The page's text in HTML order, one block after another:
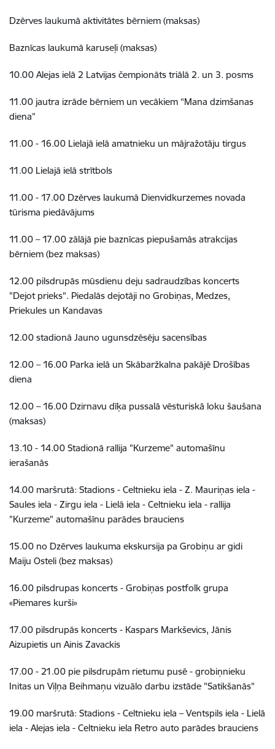
Dzērves laukumā aktivitātes bērniem (maksas)
Baznīcas laukumā karuseļi (maksas)
10.00 Alejas ielā 2 Latvijas čempionāts triālā 2. un 3. posms
11.00 jautra izrāde bērniem un vecākiem “Mana dzimšanas
diena”
11.00 - 16.00 Lielajā ielā amatnieku un mājražotāju tirgus
11.00 Lielajā ielā strītbols
11.00 - 17.00 Dzērves laukumā Dienvidkurzemes novada
tūrisma piedāvājums
11.00 – 17.00 zālājā pie baznīcas piepušamās atrakcijas
bērniem (bez maksas)
12.00 pilsdrupās mūsdienu deju sadraudzības koncerts
"Dejot prieks". Piedalās dejotāji no Grobiņas, Medzes,
Priekules un Kandavas
12.00 stadionā Jauno ugunsdzēsēju sacensības
12.00 – 16.00 Parka ielā un Skābaržkalna pakājē Drošības
diena
12.00 – 16.00 Dzirnavu dīķa pussalā vēsturiskā loku šaušana
(maksas)
13.10 - 14.00 Stadionā rallija "Kurzeme" automašīnu
ierašanās
14.00 maršrutā: Stadions - Celtnieku iela - Z. Mauriņas iela -
Saules iela - Zirgu iela - Lielā iela - Celtnieku iela - rallija
"Kurzeme" automašīnu parādes brauciens
15.00 no Dzērves laukuma ekskursija pa Grobiņu ar gidi
Maiju Osteli (bez maksas)
16.00 pilsdrupas koncerts - Grobiņas postfolk grupa
«Piemares kurši»
17.00 pilsdrupās koncerts - Kaspars Markševics, Jānis
Aizupietis un Ainis Zavackis
17.00 - 21.00 pie pilsdrupām rietumu pusē - grobiņnieku
Initas un Viļņa Beihmaņu vizuālo darbu izstāde "Satikšanās"
19.00 maršrutā: Stadions - Celtnieku iela – Ventspils iela - Lielā
iela - Alejas iela - Celtnieku iela Retro auto parādes brauciens